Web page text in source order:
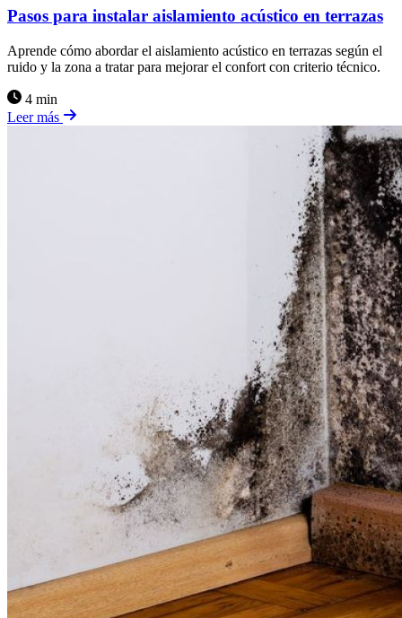
Pasos para instalar aislamiento acústico en terrazas
Aprende cómo abordar el aislamiento acústico en terrazas según el
ruido y la zona a tratar para mejorar el confort con criterio técnico.
4 min
Leer más